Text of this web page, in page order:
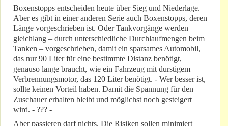
Boxenstopps entscheiden heute über Sieg und Niederlage.
Aber es gibt in einer anderen Serie auch Boxenstopps, deren
Länge vorgeschrieben ist. Oder Tankvorgänge werden
gleichlang – durch unterschiedliche Durchlaufmengen beim
Tanken – vorgeschrieben, damit ein sparsames Automobil,
das nur 90 Liter für eine bestimmte Distanz benötigt,
genauso lange braucht, wie ein Fahrzeug mit durstigem
Verbrennungsmotor, das 120 Liter benötigt. - Wer besser ist,
sollte keinen Vorteil haben. Damit die Spannung für den
Zuschauer erhalten bleibt und möglichst noch gesteigert
wird. - ??? -
Aber passieren darf nichts. Die Risiken sollen minimiert